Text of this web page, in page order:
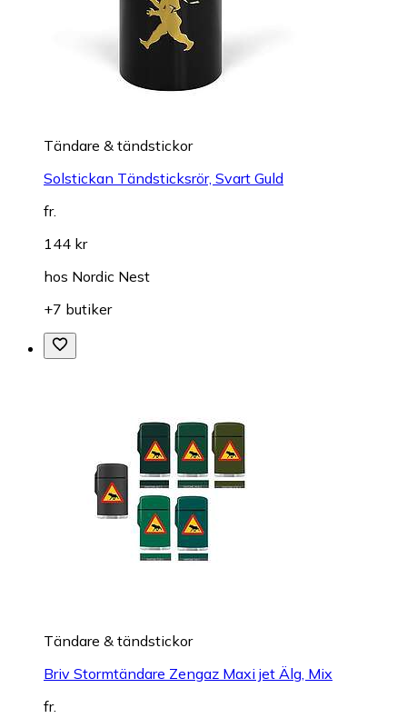
Tändare & tändstickor
Solstickan Tändsticksrör, Svart Guld
fr.
144 kr
hos Nordic Nest
+7 butiker
Tändare & tändstickor
Briv Stormtändare Zengaz Maxi jet Älg, Mix
fr.